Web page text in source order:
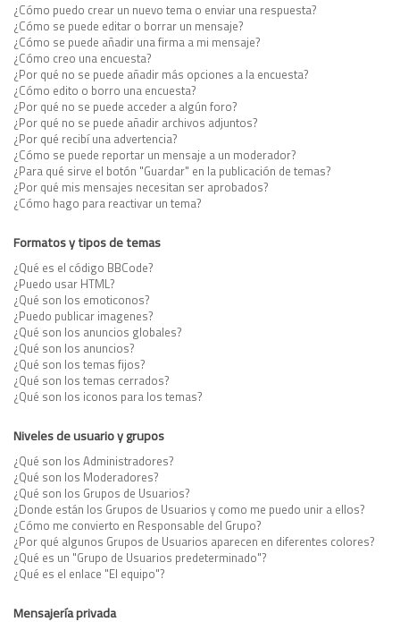
¿Cómo puedo crear un nuevo tema o enviar una respuesta?
¿Cómo se puede editar o borrar un mensaje?
¿Cómo se puede añadir una firma a mi mensaje?
¿Cómo creo una encuesta?
¿Por qué no se puede añadir más opciones a la encuesta?
¿Cómo edito o borro una encuesta?
¿Por qué no se puede acceder a algún foro?
¿Por qué no se puede añadir archivos adjuntos?
¿Por qué recibí una advertencia?
¿Cómo se puede reportar un mensaje a un moderador?
¿Para qué sirve el botón "Guardar" en la publicación de temas?
¿Por qué mis mensajes necesitan ser aprobados?
¿Cómo hago para reactivar un tema?
Formatos y tipos de temas
¿Qué es el código BBCode?
¿Puedo usar HTML?
¿Qué son los emoticonos?
¿Puedo publicar imagenes?
¿Qué son los anuncios globales?
¿Qué son los anuncios?
¿Qué son los temas fijos?
¿Qué son los temas cerrados?
¿Qué son los iconos para los temas?
Niveles de usuario y grupos
¿Qué son los Administradores?
¿Qué son los Moderadores?
¿Qué son los Grupos de Usuarios?
¿Donde están los Grupos de Usuarios y como me puedo unir a ellos?
¿Cómo me convierto en Responsable del Grupo?
¿Por qué algunos Grupos de Usuarios aparecen en diferentes colores?
¿Qué es un "Grupo de Usuarios predeterminado"?
¿Qué es el enlace "El equipo"?
Mensajería privada